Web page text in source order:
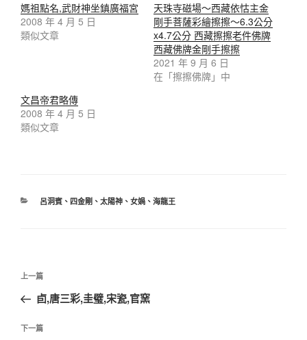
媽祖點名,武財神坐鎮廣福宮
2008 年 4 月 5 日
類似文章
天珠寺磁場～西藏依怙主金
剛手菩薩彩繪擦擦～6.3公分
x4.7公分 西藏擦擦老件佛牌
西藏佛牌金剛手擦擦
2021 年 9 月 6 日
在「擦擦佛牌」中
文昌帝君略傳
2008 年 4 月 5 日
類似文章
呂洞賓、 四金剛 、 太陽神、 女媧、 海龍王
上一篇
卣,唐三彩,圭璧,宋瓷,官窯
下一篇